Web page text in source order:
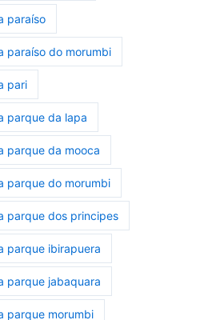
paraíso
paraíso do morumbi
pari
parque da lapa
parque da mooca
parque do morumbi
parque dos principes
parque ibirapuera
parque jabaquara
parque morumbi